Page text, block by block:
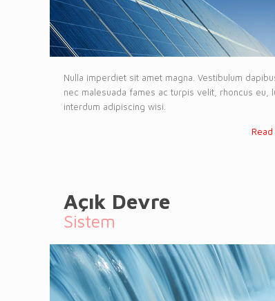
Nulla imperdiet sit amet magna. Vestibulum
nec malesuada fames ac turpis velit, rhoncus eu,
interdum adipiscing wisi.
Açık Devre
Sistem